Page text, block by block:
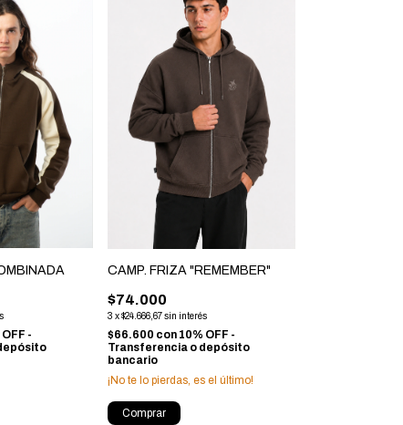
-
CAMP. FRIZA "REMEMBER"
$74.000
3 x$24.666,67 sin interés
$66.600 con 10% OFF -
Transferencia o depósito
bancario
¡No te lo pierdas, es el último!
Comprar